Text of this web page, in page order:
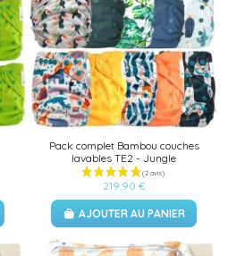
Pack complet Bambou couches
lavables TE2 - Jungle
219,90 €
AJOUTER AU PANIER